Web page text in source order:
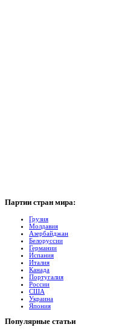
Партии стран мира:
Грузия
Молдавия
Азербайджан
Белоруссии
Германии
Испания
Италия
Канада
Португалия
России
США
Украина
Япония
Популярные cтатьи